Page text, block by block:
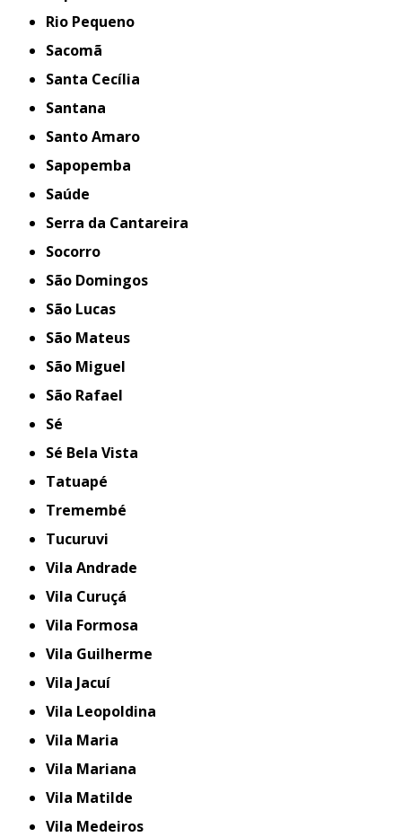
Rio Pequeno
Sacomã
Santa Cecília
Santana
Santo Amaro
Sapopemba
Saúde
Serra da Cantareira
Socorro
São Domingos
São Lucas
São Mateus
São Miguel
São Rafael
Sé
Sé Bela Vista
Tatuapé
Tremembé
Tucuruvi
Vila Andrade
Vila Curuçá
Vila Formosa
Vila Guilherme
Vila Jacuí
Vila Leopoldina
Vila Maria
Vila Mariana
Vila Matilde
Vila Medeiros